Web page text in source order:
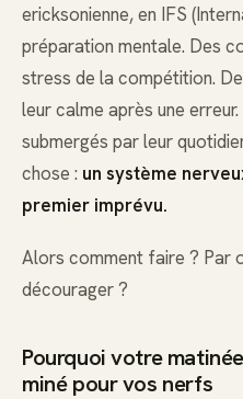
ericksonienne, en IFS
préparation mentale. Des
stress de la compétition.
leur calme après une
submergés par leur
chose : un système
premier imprévu.
Alors comment faire ? Par
décourager ?
Pourquoi votre
miné pour vos nerfs